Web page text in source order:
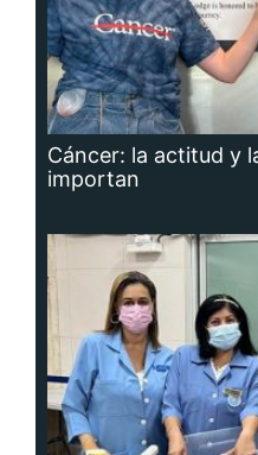
Cáncer: la actitud y
importan